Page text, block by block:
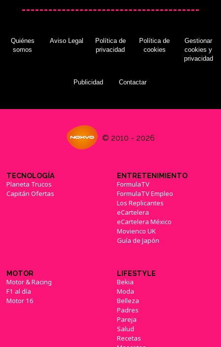
Quiénes
somos
Aviso Legal
Política de
privacidad
Política de
cookies
Gestionar
cookies y
privacidad
Publicidad Contactar
© 2010 - 2026
TECNOLOGÍA
Planeta Trucos
Capitán Ofertas
ENTRETENIMIENTO
FormulaTV
FormulaTV Empleo
Los Replicantes
eCartelera
eCartelera México
Movienco UK
Guía de Japón
MOTOR
Motor & Racing
F1 al día
Motor 16
LIFESTYLE
Bekia
Moda
Belleza
Padres
Pareja
Salud
Recetas